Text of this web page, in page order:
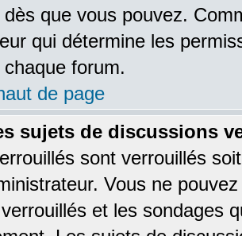
que vous pouvez.
qui détermine les
forum.
de page
sujets de discussions
sont verrouillés
Vous ne
et les sondages